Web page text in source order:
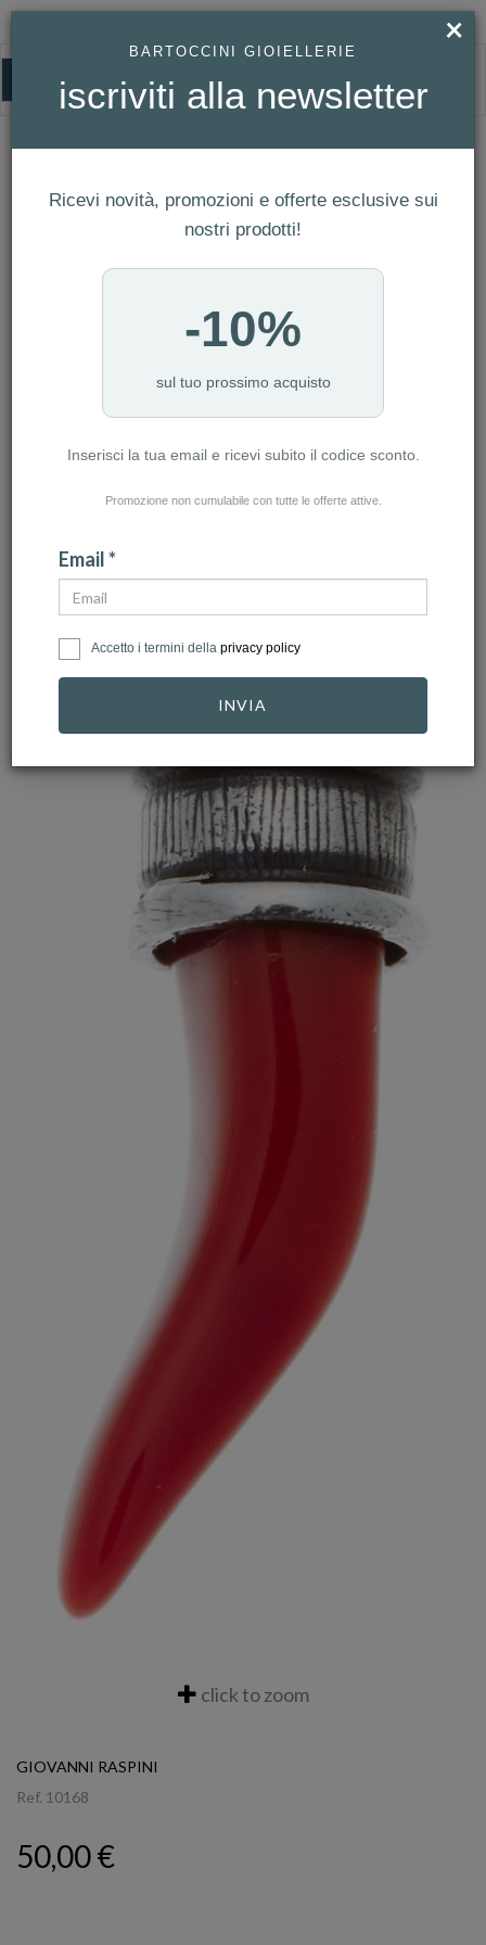
HOMEPAGE
GIOVANNI RASPINI - CHARM CORNO ROSSO LISCIO REF. 10168
Liscio Ref. 10168
click to zoom
GIOVANNI RASPINI
Ref. 10168
50,00 €
×
BARTOCCINI GIOIELLERIE
iscriviti alla newsletter
Ricevi novità, promozioni e offerte esclusive sui
nostri prodotti!
-10%
sul tuo prossimo acquisto
Inserisci la tua email e ricevi subito il codice sconto.
Promozione non cumulabile con tutte le offerte attive.
Email *
Accetto i termini della privacy policy
INVIA